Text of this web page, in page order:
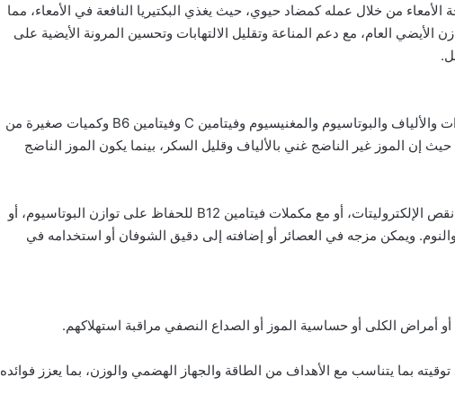
الأمعاء من خلال عمله كمضاد حيوي، حيث يغذي البكتيريا النافعة في الأمعاء، مما
الأيضي العام، مع دعم المناعة وتقليل الالتهابات وتحسين المرونة الأيضية على
توفر ثمرة الموز متوسطة الحجم الكربوهيدرات والألياف والبوتاسيوم والمغنيسيوم وفيتامين C وفيتامين B6 وكميات صغيرة من
حيث إن الموز غير الناضج غني بالألياف وقليل السكر، بينما يكون الموز الناضج
ويمكن أيضا تناول الموز بعد التمرين لتعويض نقص الإلكتروليتات، أو مع مكملات فيتامين B12 للحفاظ على توازن البوتاسيوم، أو
ويمكن مزجه في العصائر أو إضافته إلى دقيق الشوفان أو استخدامه في
أمراض الكلى أو حساسية الموز أو الصداع النصفي مراقبة استهلاكهم.
توقيته بما يتناسب مع الأهداف من الطاقة والجهاز الهضمي والوزن، بما يعزز فوائده